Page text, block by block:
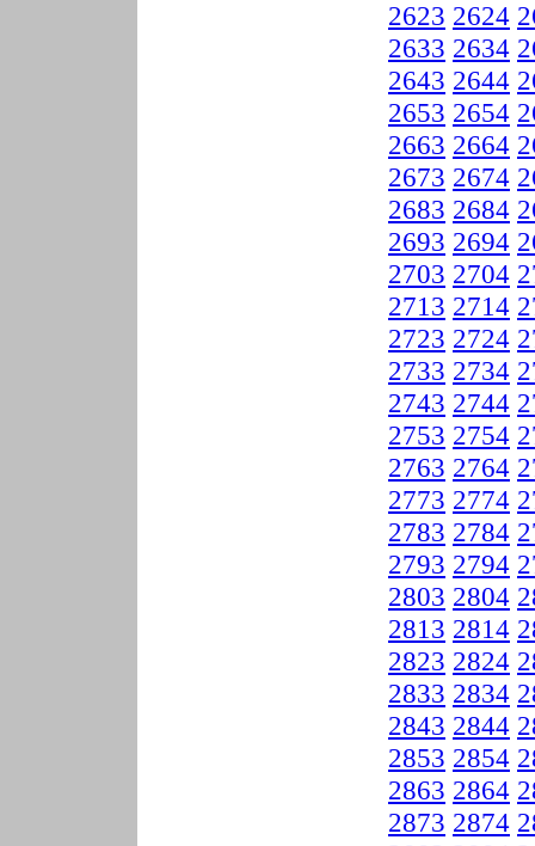
2623 2624
2633 2634
2643 2644
2653 2654
2663 2664
2673 2674
2683 2684
2693 2694
2703 2704
2713 2714
2723 2724
2733 2734
2743 2744
2753 2754
2763 2764
2773 2774
2783 2784
2793 2794
2803 2804
2813 2814
2823 2824
2833 2834
2843 2844
2853 2854
2863 2864
2873 2874